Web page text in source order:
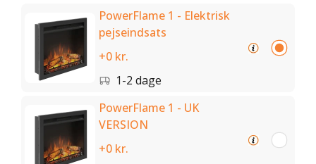
PowerFlame 1 - Elektrisk
pejseindsats
+0 kr.
1-2 dage
PowerFlame 1 - UK
VERSION
+0 kr.